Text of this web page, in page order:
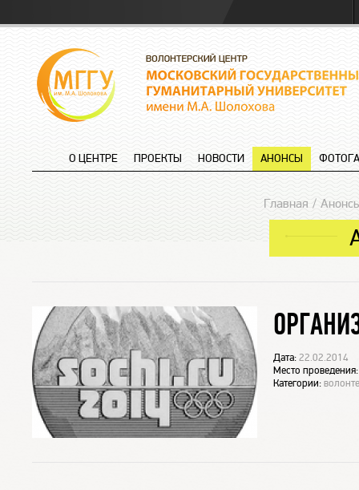
О ЦЕНТРЕ ПРОЕКТЫ НОВОСТИ АНОНСЫ
Главная
Дата:22.02.2014
Место
Категории: